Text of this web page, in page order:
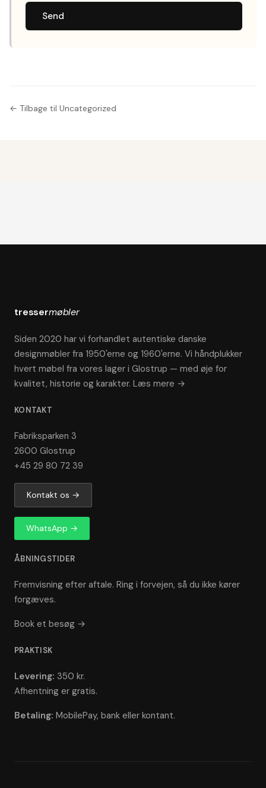
Send
← Tilbage til Uncategorized
tressermøbler
Siden 2020 har vi forhandlet autentiske danske
designmøbler fra 1950'erne og 1960'erne. Vi håndplukker
hvert møbel fra vores lager i Glostrup — med øje for
kvalitet, historie og karakter. Læs mere →
KONTAKT
Fabriksparken 3
2600 Glostrup
+45 29 80 72 39
Kontakt os →
WhatsApp →
ÅBNINGSTIDER
Fremvisning efter aftale. Ring i forvejen, så du ikke kører
forgæves.
Book et besøg →
PRAKTISK
Levering: 350 kr.
Afhentning er gratis.
Betaling: MobilePay, bank eller kontant.